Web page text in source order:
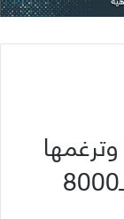
على تعويض لاجئ سوري بـ8000